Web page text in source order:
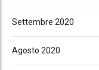
Settembre 2020
Agosto 2020